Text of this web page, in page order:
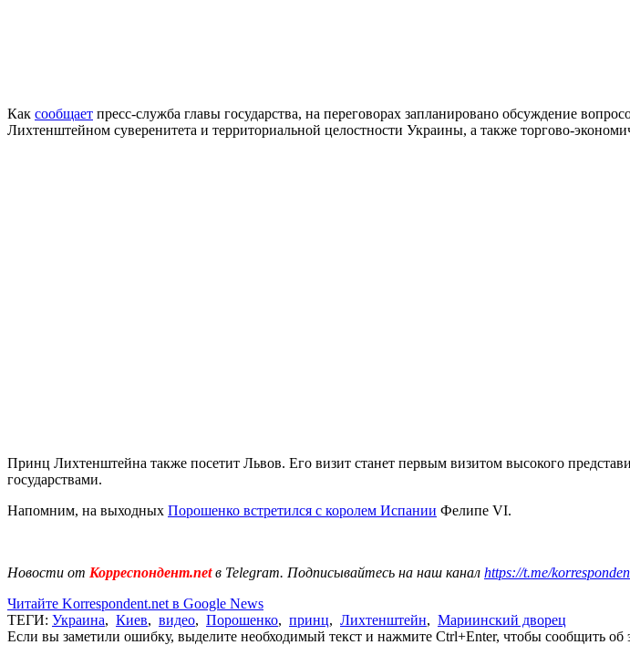
Как сообщает пресс-служба главы государства, на переговорах запланировано обсуждение
Лихтенштейном суверенитета и территориальной целостности Украины, а также торгово-
Принц Лихтенштейна также посетит Львов. Его визит станет первым визитом высокого
государствами.
Напомним, на выходных Порошенко встретился с королем Испании Фелипе VI.
Новости от Корреспондент.netв Telegram. Подписывайтесь на наш канал https://t.me/
Читайте Korrespondent.net в Google News
ТЕГИ: Украина, Киев, видео, Порошенко, принц, Лихтенштейн, Мариинский дворец
Если вы заметили ошибку, выделите необходимый текст и нажмите Ctrl+Enter, чтобы сообщить об